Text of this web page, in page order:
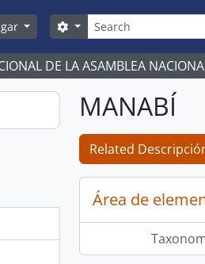
Búsqueda
Search options
DE LA ASAMBLEA
MANABÍ
Related
Área de